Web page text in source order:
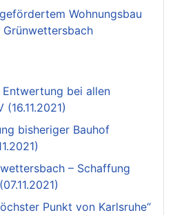
Wohnungsbau
Entwertung bei allen
bisheriger Bauhof
– Schaffung
Punkt von Karlsruhe“